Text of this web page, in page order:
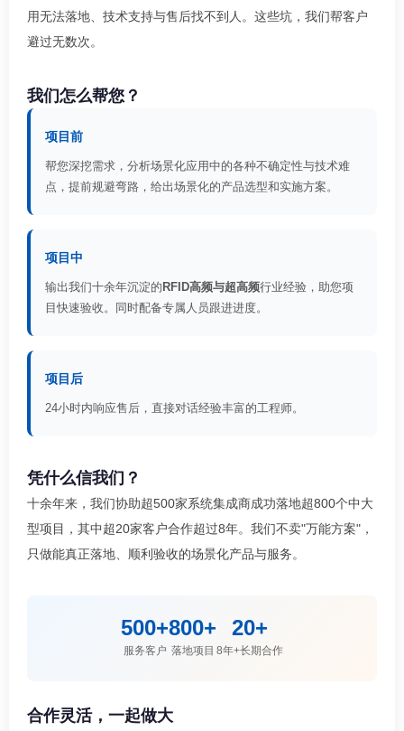
用无法落地、技术支持与售后找不到人。这些坑，我们帮客户
避过无数次。
我们怎么帮您？
项目前
帮您深挖需求，分析场景化应用中的各种不确定性与技术难
点，提前规避弯路，给出场景化的产品选型和实施方案。
项目中
输出我们十余年沉淀的 RFID高频与超高频行业经验，助您项
目快速验收。同时配备专属人员跟进进度。
项目后
24小时内响应售后，直接对话经验丰富的工程师。
凭什么信我们？
十余年来，我们协助超500家系统集成商成功落地超800个中大
型项目，其中超20家客户合作超过8年。我们不卖"万能方案"，
只做能真正落地、顺利验收的场景化产品与服务。
500+
服务客户
800+
落地项目
20+
8年+长期合作
合作灵活，一起做大